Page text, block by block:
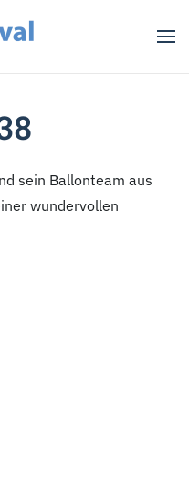
sein Ballonteam aus
wundervollen